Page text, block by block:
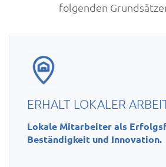
folgenden
ERHALT LOKALER
Lokale Mitarbeiter als
Beständigkeit und Innovation.